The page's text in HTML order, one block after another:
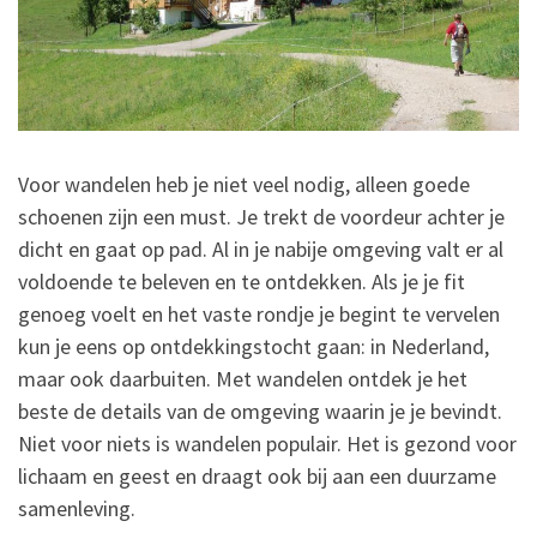
Voor wandelen heb je niet veel nodig, alleen goede
schoenen zijn een must. Je trekt de voordeur achter je
dicht en gaat op pad. Al in je nabije omgeving valt er al
voldoende te beleven en te ontdekken. Als je je fit
genoeg voelt en het vaste rondje je begint te vervelen
kun je eens op ontdekkingstocht gaan: in Nederland,
maar ook daarbuiten. Met wandelen ontdek je het
beste de details van de omgeving waarin je je bevindt.
Niet voor niets is wandelen populair. Het is gezond voor
lichaam en geest en draagt ook bij aan een duurzame
samenleving.